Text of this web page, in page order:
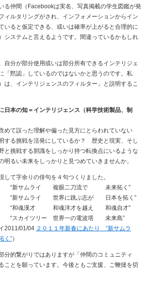
る仲間（Facebookは実名、写真掲載の学生図鑑が発
ィルタリングがされ、インフォメーションからイン
いると仮定できる、或いは確率が上がると合理的に
システムと言えるようです。間違っているかもしれ
自分が部分使用或いは部分所有できるインテリジェ
「黙認」しているのではないかと思うのです。私
は、インテリジェンスのフィルター」と説明するこ
日本の知＝インテリジェンス（科学技術製品、制
めて誤った理解や偏った見方にとらわれていない
する挑戦を活発にしているか？ 歴史と現実、そし
と挑戦する胆識をしっかり持つ転換点にいるような
明るい未来をしっかりと見つめていきませんか。
て字余りの俳句を４句つくりました。
新サムライ 複眼二刀流で 未来拓く”
サムライ 世界に跳ぶ志が 日本を拓く”
魂漢才 和魂洋才を越え 和魂自才”
スカイツリー 世界一の電波塔 未来島”
2011/01/04 ２０１１年新春にあたり “新サムラ
く”）
的繋がりではありますが「仲間のコミュニティ
ことを願っています。今後ともご支援、ご鞭撻を切